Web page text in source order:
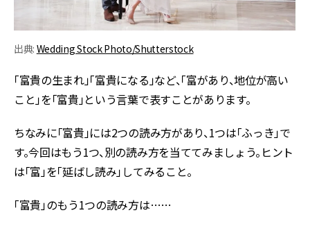
出典: Wedding Stock Photo/Shutterstock
「富貴の生まれ」「富貴になる」など、「富があり、地位が高い
こと」を「富貴」という言葉で表すことがあります。
ちなみに「富貴」には2つの読み方があり、1つは「ふっき」で
す。今回はもう1つ、別の読み方を当ててみましょう。ヒント
は「富」を「延ばし読み」してみること。
「富貴」のもう1つの読み方は……